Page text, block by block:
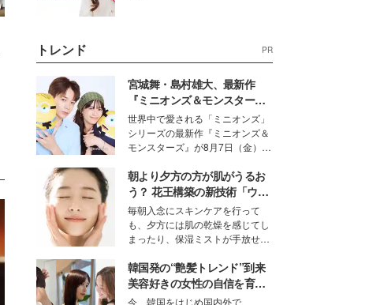
トレンド PR
宮城舞・島村雄大、最新作
『ミニオンズ＆モンスター
ズ』の魅力熱弁 ハチャメチャ
だけじゃない“友情と絆”に感
動
世界中で愛される「ミニオンズ」
シリーズの最新作『ミニオンズ＆
モンスターズ』が8月7日（金）に
ニオン好き”という共通点を持つモ
デルの宮城舞と島村雄大の特別対
談をお届け！それぞれの視点か
ら、今作ならではの魅力や予想外
の感動をもたらす奥深いストーリ
ーについて熱く語り合ってもらっ
た。
朝より夕方の方が肌がうるお
う？ 花王構築の新技術「ウォ
ーターキャプチャリングスキ
ン（捕水肌）」がスキンケア
の常識を変える予感
毎朝入念にスキンケアを行って
も、夕方には肌の乾燥を感じてし
まったり、保湿ミストが手放せな
な美容の常識を大きく変える可能
性を秘めた、革新的な「Water
Capturing Skin（ウォーターキャ
韓国発の“艶髪トレンド”到来
美容好きの女性の自信を育む
「ヘアケア事情」って？
今、韓国をはじめ国内外で